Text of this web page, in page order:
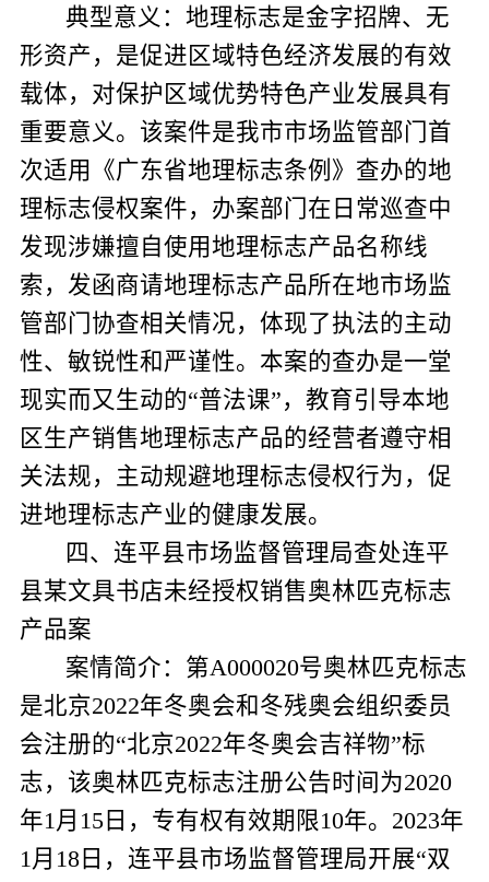
典型意义：地理标志是金字招牌、无
形资产，是促进区域特色经济发展的有效
载体，对保护区域优势特色产业发展具有
重要意义。该案件是我市市场监管部门首
次适用《广东省地理标志条例》查办的地
理标志侵权案件，办案部门在日常巡查中
发现涉嫌擅自使用地理标志产品名称线
索，发函商请地理标志产品所在地市场监
管部门协查相关情况，体现了执法的主动
性、敏锐性和严谨性。本案的查办是一堂
现实而又生动的“普法课”，教育引导本地
区生产销售地理标志产品的经营者遵守相
关法规，主动规避地理标志侵权行为，促
进地理标志产业的健康发展。
四、连平县市场监督管理局查处连平
县某文具书店未经授权销售奥林匹克标志
产品案
案情简介： 第A000020号奥林匹克标志
是北京2022年冬奥会和冬残奥会组织委员
会注册的“北京2022年冬奥会吉祥物”标
志，该奥林匹克标志注册公告时间为2020
年1 月 15日，专有权有效期限10年。 2023年
1 月 18日，连平县市场监督管理局开展“双